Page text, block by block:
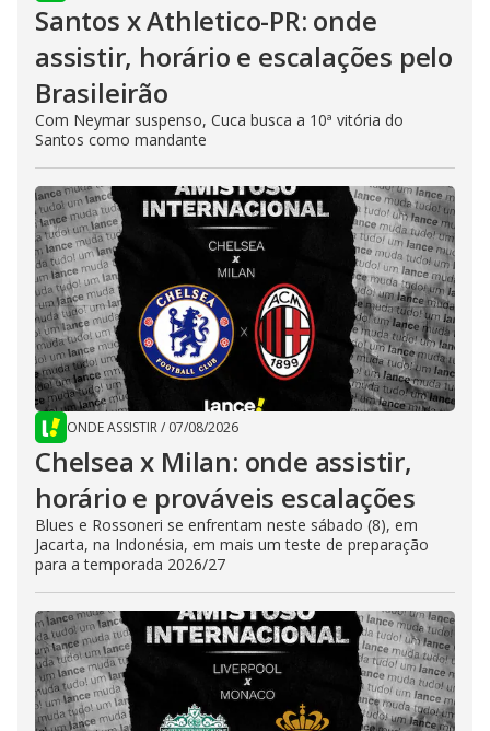
Santos x Athletico-PR: onde
assistir, horário e escalações pelo
Brasileirão
Com Neymar suspenso, Cuca busca a 10ª vitória do
Santos como mandante
ONDE ASSISTIR/ 07/08/2026
Chelsea x Milan: onde assistir,
horário e prováveis escalações
Blues e Rossoneri se enfrentam neste sábado (8), em
Jacarta, na Indonésia, em mais um teste de preparação
para a temporada 2026/27